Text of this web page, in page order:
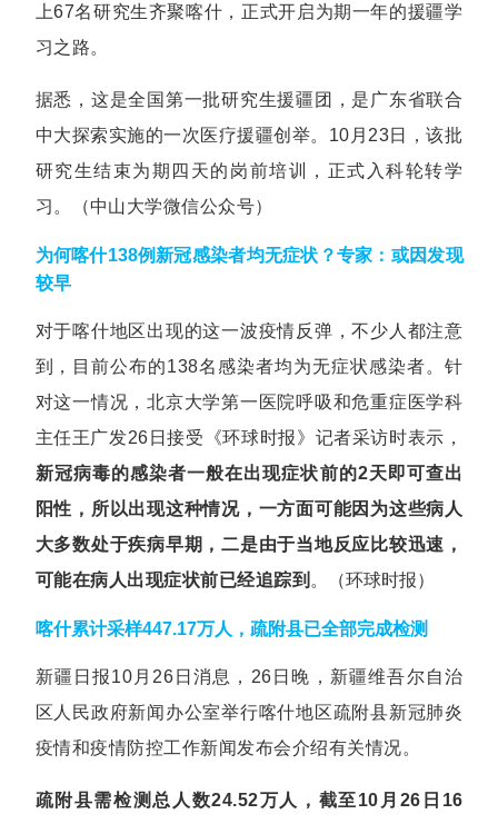
上67名研究生齐聚喀什，正式开启为期一年的援疆学
习之路。
据悉，这是全国第一批研究生援疆团，是广东省联合
中大探索实施的一次医疗援疆创举。10月23日，该批
研究生结束为期四天的岗前培训，正式入科轮转学
习。
（中山大学微信公众号）
为何喀什138例新冠感染者均无症状？专家：或因发现
较早
对于喀什地区出现的这一波疫情反弹，不少人都注意
到，目前公布的138名感染者均为无症状感染者。针
对这一情况，北京大学第一医院呼吸和危重症医学科
主任王广发26日接受《环球时报》记者采访时表示，
新冠病毒的感染者一般在出现症状前的2天即可查出
阳性，所以出现这种情况，一方面可能因为这些病人
大多数处于疾病早期，二是由于当地反应比较迅速，
可能在病人出现症状前已经追踪到 。（环球时报）
喀什累计采样447.17万人，疏附县已全部完成检测
新疆日报10月26日消息，26日晚，新疆维吾尔自治
区人民政府新闻办公室举行喀什地区疏附县新冠肺炎
疫情和疫情防控工作新闻发布会介绍有关情况。
疏附县需检测总人数24.52万人，截至10月26日16